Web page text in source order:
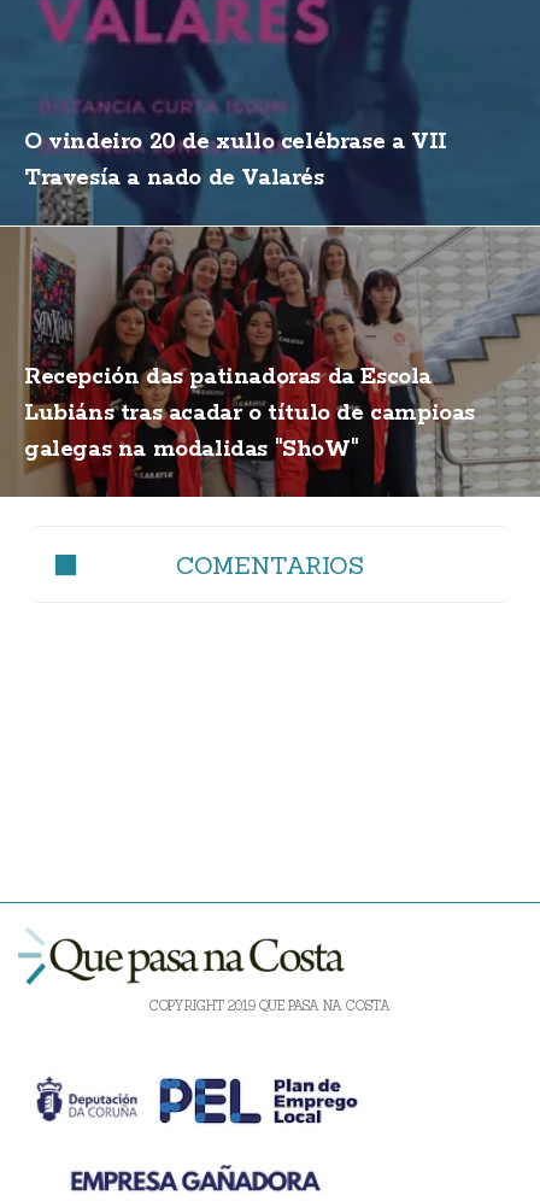
O vindeiro 20 de xullo celébrase a VII
Travesía a nado de Valarés
Recepción das patinadoras da Escola
Lubiáns tras acadar o título de campioas
galegas na modalidas "ShoW"
COMENTARIOS
COPYRIGHT 2019 QUE PASA NA COSTA